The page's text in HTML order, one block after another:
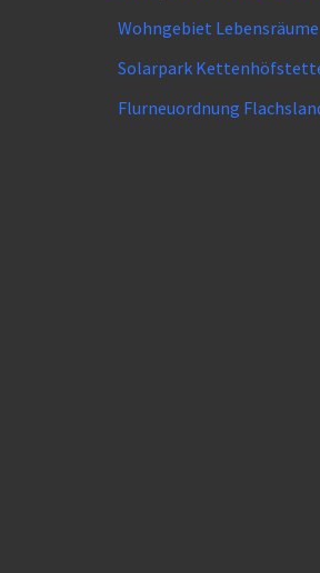
Wohngebiet Lebensräume
Solarpark
Flurneuordnung